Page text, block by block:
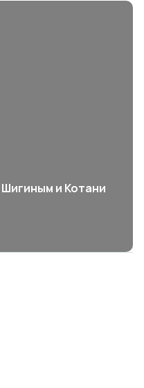
и Котани